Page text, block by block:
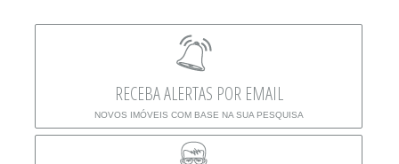
RECEBA ALERTAS POR EMAIL
NOVOS IMÓVEIS COM BASE NA SUA PESQUISA